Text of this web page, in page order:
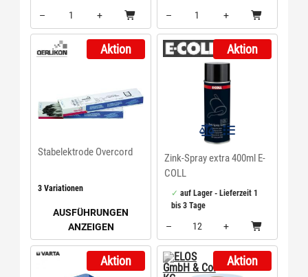
–
+
Menge: 1
–
+
Menge: 1
3 Variationen
AUSFÜHRUNGEN
ANZEIGEN
Aktion
Stabelektrode Overcord
Aktion
Zink-Spray extra 400ml E-
COLL
auf Lager - Lieferzeit 1
bis 3 Tage
–
+
Menge: 12
Aktion Aktion